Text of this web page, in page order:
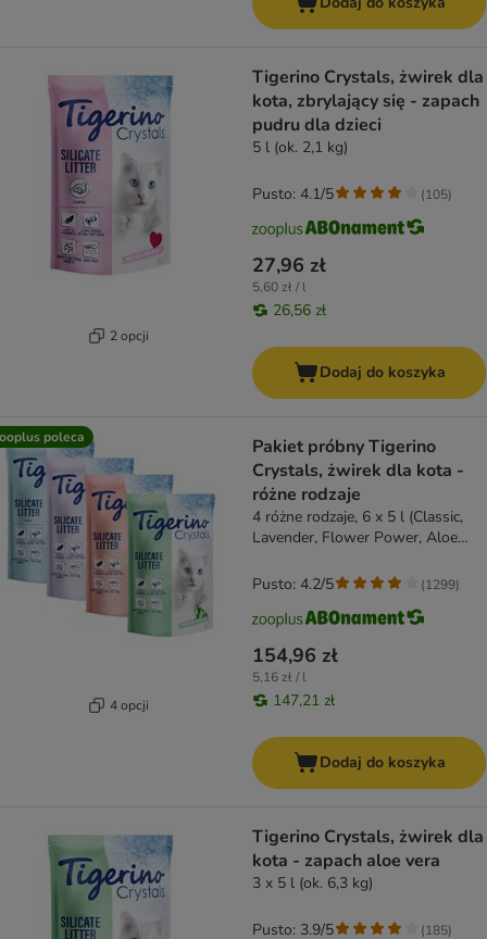
2 opcji
Tigerino Crystals, żwirek dla
kota, zbrylający się - zapach
pudru dla dzieci
5 l (ok. 2,1 kg)
27,96 zł
5,60 zł / l
26,56 zł
Pusto: 4.1/5 (105)
Dodaj do koszyka
poleca
4 opcji
Pakiet próbny Tigerino
Crystals, żwirek dla kota -
różne rodzaje
4 różne rodzaje, 6 x 5 l (Classic,
Lavender, Flower Power, Aloe
154,96 zł
5,16 zł / l
147,21 zł
Pusto: 4.2/5 (1299)
Dodaj do koszyka
Tigerino Crystals, żwirek dla
kota - zapach aloe vera
3 x 5 l (ok. 6,3 kg)
Pusto: 3.9/5 (185)